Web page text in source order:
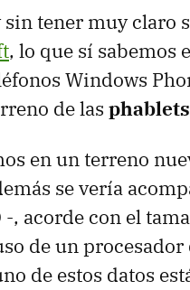
sin tener muy claro
, lo que sí sabemos
Windows
de las phablets
en un terreno
se vería
, acorde con el
de un procesador
de estos datos